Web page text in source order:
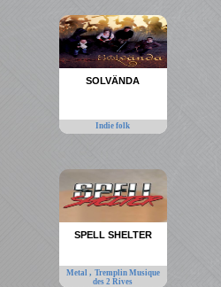
SOLVÄNDA
Indie folk
SPELL SHELTER
Metal , Tremplin Musique
des 2 Rives